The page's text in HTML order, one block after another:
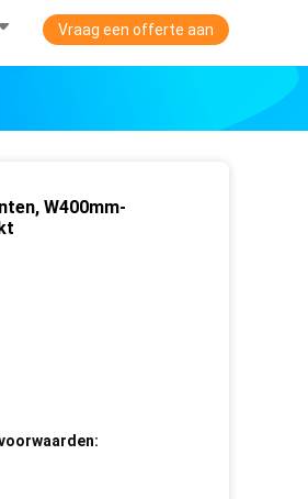
Vraag een offerte aan
W400mm-